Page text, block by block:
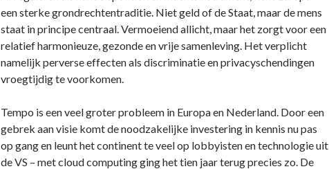
een sterke grondrechtentraditie. Niet geld of de Staat, maar de mens
staat in principe centraal. Vermoeiend allicht, maar het zorgt voor een
relatief harmonieuze, gezonde en vrije samenleving. Het verplicht
namelijk perverse effecten als discriminatie en privacyschendingen
vroegtijdig te voorkomen.
Tempo is een veel groter probleem in Europa en Nederland. Door een
gebrek aan visie komt de noodzakelijke investering in kennis nu pas
op gang en leunt het continent te veel op lobbyisten en technologie uit
de VS – met cloud computing ging het tien jaar terug precies zo. De